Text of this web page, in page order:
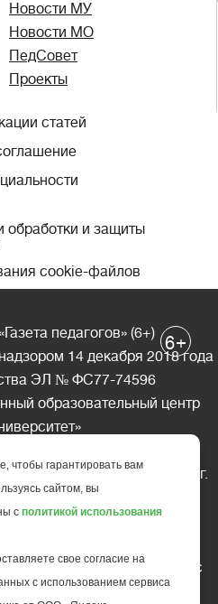
Новости МУ
Новости МО
ПедСовет
Проекты
статей
обработки и защиты
cookie-файлов
педагогов» (6+)
14 декабря 2018 года
ЭЛ № ФС77-74596
образовательный центр
Республика Карелия, г.
Энгельса д.10, офис 211
+7 (499) 685-10-45
допускается только c
редакции
6+
чтобы гарантировать вам
сайтом, вы
с политикой использования
свое согласие на
с использованием сервиса